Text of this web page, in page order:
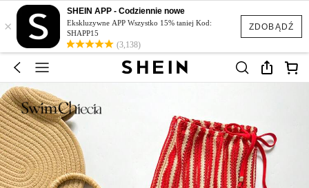
ZDOBĄDŹ
×
SHEIN APP - Codziennie nowe
Ekskluzywne APP Wszystko 15% taniej Kod:
SHAPP15
(3,138)